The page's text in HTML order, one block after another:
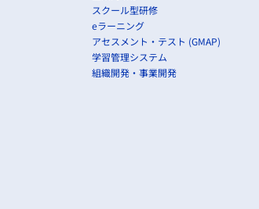
スクール型研修
eラーニング
アセスメント・テスト (GMAP)
学習管理システム
組織開発・事業開発